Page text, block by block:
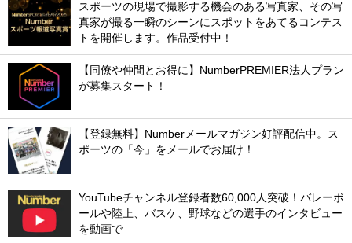
スポーツの現場で撮影する機会のある写真家、その写
真家が撮る一瞬のシーンにスポットをあてるコンテス
トを開催します。作品受付中！
【同僚や仲間とお得に】NumberPREMIER法人プラン
が募集スタート！
【登録無料】Numberメールマガジン好評配信中。ス
ポーツの「今」をメールでお届け！
YouTubeチャンネル登録者数60,000人突破！バレーボ
ールや陸上、バスケ、野球などの選手のインタビュー
を動画で